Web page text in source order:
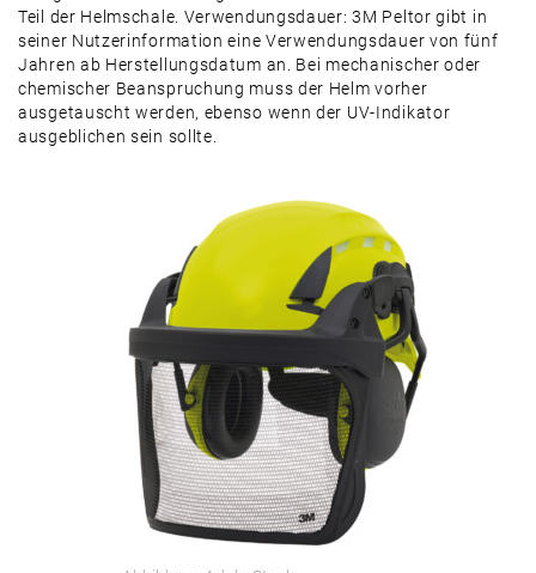
Teil der ­Helmschale. Verwendungsdauer: 3M Peltor gibt in
seiner Nutzerinformation eine Verwendungsdauer von fünf
Jahren ab Herstellungsdatum an. Bei mechanischer oder
chemischer Beanspruchung muss der Helm vorher
ausgetauscht werden, ebenso wenn der UV-Indikator
ausgeblichen sein sollte.